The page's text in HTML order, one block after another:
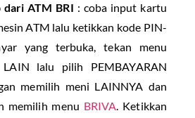
dari ATM BRI : coba input kartu
ATM lalu ketikkan kode PIN-
yang terbuka, tekan menu
LAIN lalu pilih PEMBAYARAN
memilih meni LAINNYA dan
memilih menu BRIVA. Ketikkan